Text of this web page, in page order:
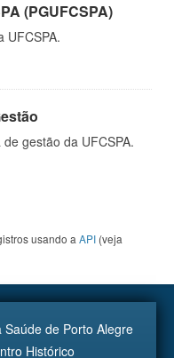
(PGUFCSPA)
UFCSPA.
gestão da UFCSPA.
usando a API (veja
de Porto Alegre
Histórico